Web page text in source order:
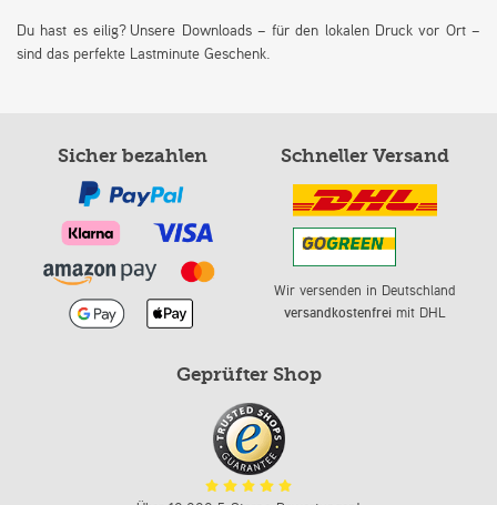
Du hast es eilig? Unsere Downloads – für den lokalen Druck vor Ort –
sind das perfekte Lastminute Geschenk.
Sicher bezahlen Schneller Versand
Wir versenden in Deutschland
versandkostenfreimit DHL
Geprüfter Shop